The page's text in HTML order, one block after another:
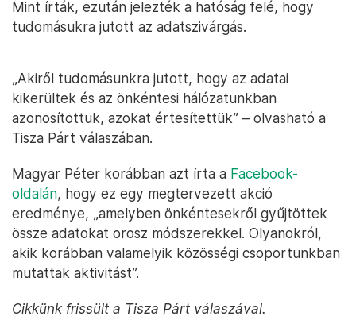
Mint írták, ezután jelezték a hatóság felé, hogy
tudomásukra jutott az adatszivárgás.
„Akiről tudomásunkra jutott, hogy az adatai
kikerültek és az önkéntesi hálózatunkban
azonosítottuk, azokat értesítettük” – olvasható a
Tisza Párt válaszában.
Magyar Péter korábban azt írta a Facebook-
oldalán, hogy ez egy megtervezett akció
eredménye, „amelyben önkéntesekről gyűjtöttek
össze adatokat orosz módszerekkel. Olyanokról,
akik korábban valamelyik közösségi csoportunkban
mutattak aktivitást”.
Cikkünk frissült a Tisza Párt válaszával.